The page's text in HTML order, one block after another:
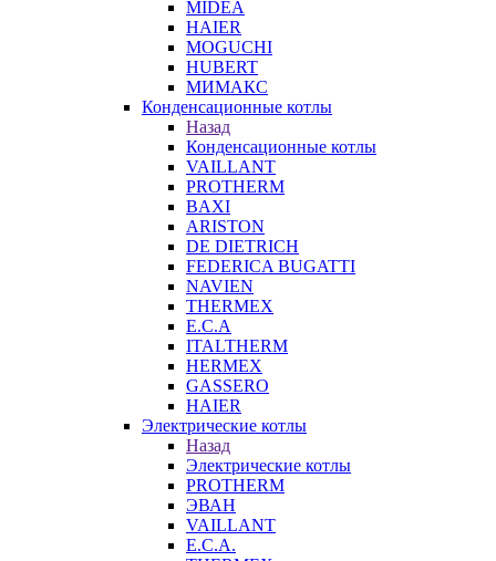
MIDEA
HAIER
MOGUCHI
HUBERT
МИМАКС
Конденсационные котлы
Назад
Конденсационные котлы
VAILLANT
PROTHERM
BAXI
ARISTON
DE DIETRICH
FEDERICA BUGATTI
NAVIEN
THERMEX
E.C.A
ITALTHERM
HERMEX
GASSERO
HAIER
Электрические котлы
Назад
Электрические котлы
PROTHERM
ЭВАН
VAILLANT
E.C.A.